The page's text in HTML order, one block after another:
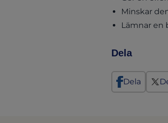
Minskar
Lämnar en
Dela
Dela